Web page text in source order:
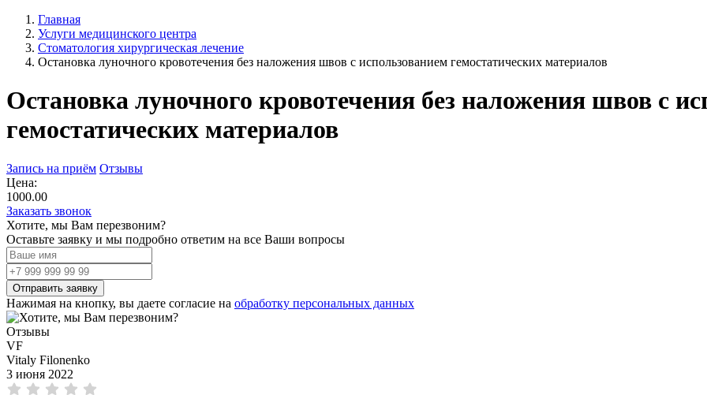
Главная
Услуги медицинского центра
Стоматология хирургическая лечение
Остановка луночного кровотечения без наложения швов с использованием гемостатических материалов
Остановка луночного кровотечения без наложения швов с
гемостатических материалов
Запись на приём Отзывы
Цена:
1000.00
Заказать звонок
Хотите, мы Вам перезвоним?
Оставьте заявку и мы подробно ответим на все Ваши вопросы
Нажимая на кнопку, вы даете согласие на обработку персональных данных
Отзывы
VF
Vitaly Filonenko
3 июня 2022